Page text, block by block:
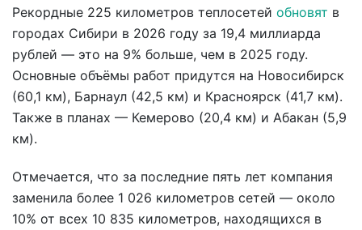
Рекордные 225 километров теплосетей обновят в
городах Сибири в 2026 году за 19,4 миллиарда
рублей — это на 9% больше, чем в 2025 году.
Основные объёмы работ придутся на Новосибирск
(60,1 км), Барнаул (42,5 км) и Красноярск (41,7 км).
Также в планах — Кемерово (20,4 км) и Абакан (5,9
км).
Отмечается, что за последние пять лет компания
заменила более 1 026 километров сетей — около
10% от всех 10 835 километров, находящихся в